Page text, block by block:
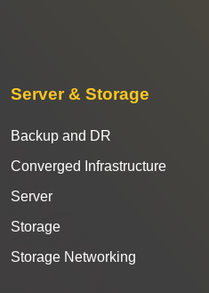
Server & Storage
Backup and DR
Converged Infrastructure
Server
Storage
Storage Networking